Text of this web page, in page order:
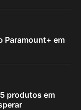
Paramount+ em
produtos em